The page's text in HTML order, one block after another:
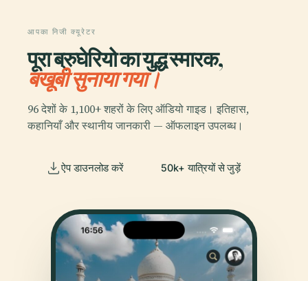
आपका निजी क्यूरेटर
पूरा ब्रुघेरियो का युद्ध स्मारक,
बखूबी सुनाया गया।
96 देशों के 1,100+ शहरों के लिए ऑडियो गाइड। इतिहास,
कहानियाँ और स्थानीय जानकारी — ऑफलाइन उपलब्ध।
ऐप डाउनलोड करें 50k+ यात्रियों से जुड़ें